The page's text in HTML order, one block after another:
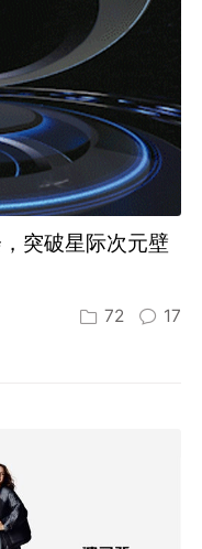
突破星际次元壁
72 17